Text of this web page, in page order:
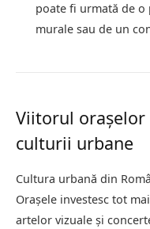
poate fi urmată de
murale sau de un
Viitorul
culturii urbane
Cultura urbană din
Orașele investesc tot
artelor vizuale și